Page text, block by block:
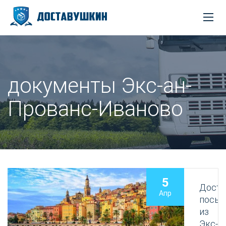
документы Экс-ан-
Прованс-Иваново
5
Апр
из
Экс-